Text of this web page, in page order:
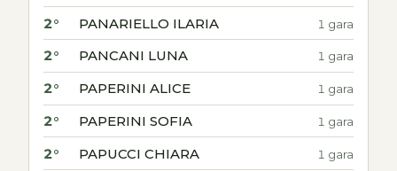
2° PANARIELLO ILARIA 1 gara
2° PANCANI LUNA 1 gara
2° PAPERINI ALICE 1 gara
2° PAPERINI SOFIA 1 gara
2° PAPUCCI CHIARA 1 gara